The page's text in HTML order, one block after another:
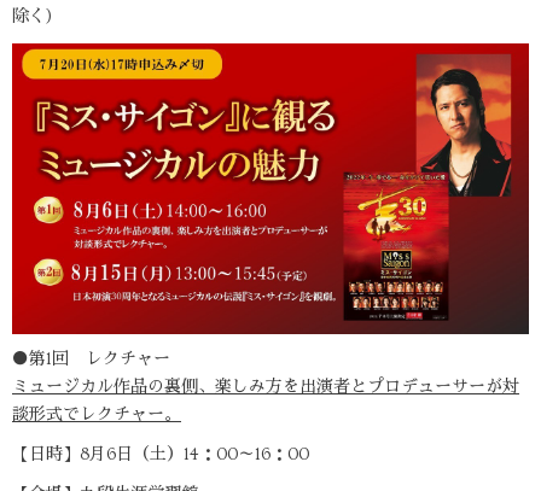
除く)
●第1回 レクチャー
ミュージカル作品の裏側、楽しみ方を出演者とプロデューサーが対
談形式でレクチャー。
【日時】8月6日（土）14：00～16：00